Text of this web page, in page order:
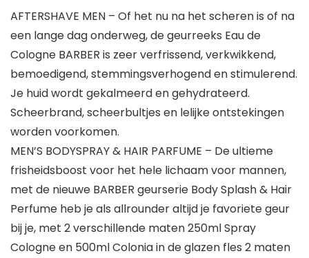
AFTERSHAVE MEN – Of het nu na het scheren is of na
een lange dag onderweg, de geurreeks Eau de
Cologne BARBER is zeer verfrissend, verkwikkend,
bemoedigend, stemmingsverhogend en stimulerend.
Je huid wordt gekalmeerd en gehydrateerd.
Scheerbrand, scheerbultjes en lelijke ontstekingen
worden voorkomen.
MEN’S BODYSPRAY & HAIR PARFUME – De ultieme
frisheidsboost voor het hele lichaam voor mannen,
met de nieuwe BARBER geurserie Body Splash & Hair
Perfume heb je als allrounder altijd je favoriete geur
bij je, met 2 verschillende maten 250ml Spray
Cologne en 500ml Colonia in de glazen fles 2 maten